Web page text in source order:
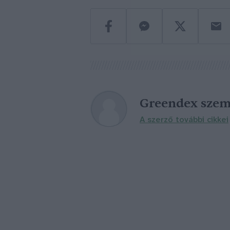
Greendex
A szerző további cikkei